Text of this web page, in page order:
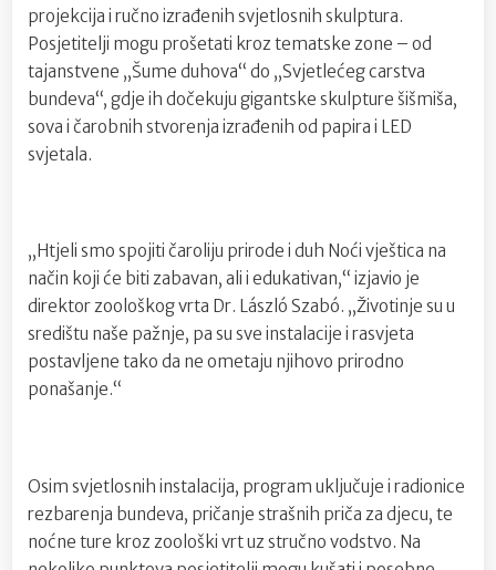
projekcija i ručno izrađenih svjetlosnih skulptura.
Posjetitelji mogu prošetati kroz tematske zone – od
tajanstvene „Šume duhova“ do „Svjetlećeg carstva
bundeva“, gdje ih dočekuju gigantske skulpture šišmiša,
sova i čarobnih stvorenja izrađenih od papira i LED
svjetala.
„Htjeli smo spojiti čaroliju prirode i duh Noći vještica na
način koji će biti zabavan, ali i edukativan,“ izjavio je
direktor zoološkog vrta Dr. László Szabó. „Životinje su u
središtu naše pažnje, pa su sve instalacije i rasvjeta
postavljene tako da ne ometaju njihovo prirodno
ponašanje.“
Osim svjetlosnih instalacija, program uključuje i radionice
rezbarenja bundeva, pričanje strašnih priča za djecu, te
noćne ture kroz zoološki vrt uz stručno vodstvo. Na